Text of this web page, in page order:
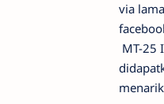
via
MT-25